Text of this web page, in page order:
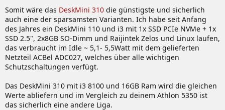
Somit wäre das DeskMini 310 die günstigste und sicherlich
auch eine der sparsamsten Varianten. Ich habe seit Anfang
des Jahres ein DeskMini 110 und i3 mit 1x SSD PCIe NVMe + 1x
SSD 2.5", 2x8GB SO-Dimm und Raijintek Zelos und Linux laufen,
das verbraucht im Idle ~ 5,1- 5,5Watt mit dem gelieferten
Netzteil ACBel ADC027, welches über alle wichtigen
Schutzschaltungen verfügt.
Das DeskMini 310 mit i3 8100 und 16GB Ram wird die gleichen
Werte abliefern und im Vergleich zu deinem Athlon 5350 ist
das sicherlich eine andere Liga.